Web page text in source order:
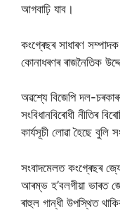
আগবাঢ়ি যাব।
কংগ্ৰেছৰ সাধাৰণ
কোনাধৰণৰ ৰাজনৈতিক
অৱশ্যে বিজেপি দল-
সংবিধানবিৰোধী নীতিৰ
কাৰ্যসূচী লোৱা হৈছে বুলি
সংবাদমেলত কংগ্ৰেছৰ
আৰম্ভ হ’বলগীয়া ভাৰত
ৰাহুল গান্ধী উপস্থিত